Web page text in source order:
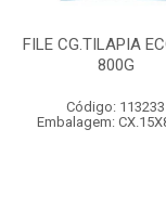
FILE CG.TILAPIA
800G
Código: 113233
Embalagem: